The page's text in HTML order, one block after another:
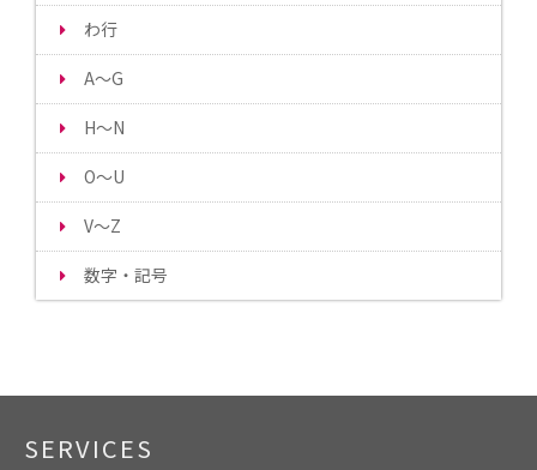
わ行
A～G
H～N
O～U
V～Z
数字・記号
SERVICES